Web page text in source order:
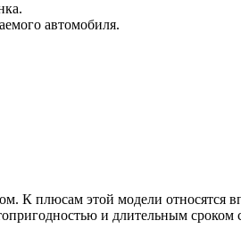
автомобиля.
К плюсам этой модели относятся
и длительным сроком